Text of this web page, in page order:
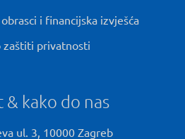
i financijska izvješća
zaštiti privatnosti
& kako do nas
ul. 3, 10000 Zagreb